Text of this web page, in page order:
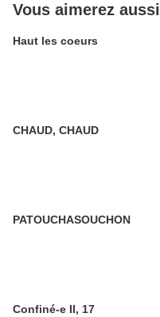
Vous aimerez aussi
Haut les coeurs
CHAUD, CHAUD
PATOUCHASOUCHON
Confiné-e II, 17